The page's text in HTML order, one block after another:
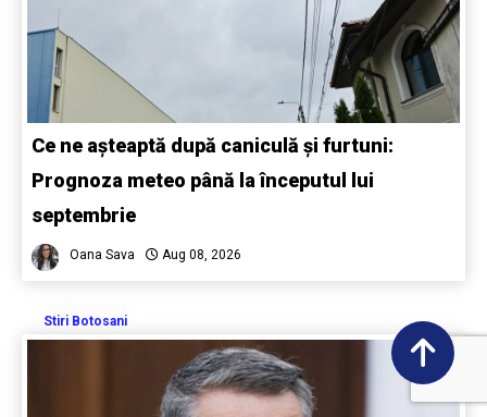
Ce ne așteaptă după caniculă și furtuni:
Prognoza meteo până la începutul lui
septembrie
Oana Sava Aug 08, 2026
Stiri Botosani